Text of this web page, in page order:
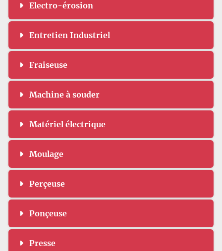
Electro-érosion
Entretien Industriel
Fraiseuse
Machine à souder
Matériel électrique
Moulage
Perçeuse
Ponçeuse
Presse